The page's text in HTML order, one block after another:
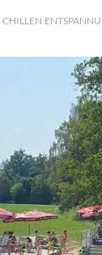
CHILLEN